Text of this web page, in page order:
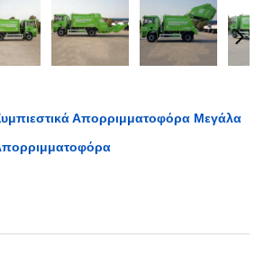
Απορριμματοφόρα Μεγάλα